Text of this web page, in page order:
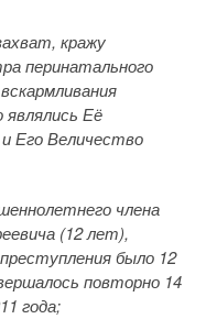
кражу
перинатального
являлись Её
Его Величество
члена
(12 лет),
было 12
повторно 14
года;